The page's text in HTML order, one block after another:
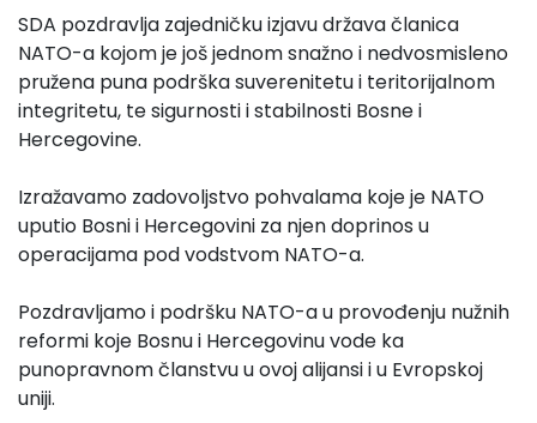
SDA pozdravlja zajedničku izjavu država članica
NATO-a kojom je još jednom snažno i nedvosmisleno
pružena puna podrška suverenitetu i teritorijalnom
integritetu, te sigurnosti i stabilnosti Bosne i
Hercegovine.
Izražavamo zadovoljstvo pohvalama koje je NATO
uputio Bosni i Hercegovini za njen doprinos u
operacijama pod vodstvom NATO-a.
Pozdravljamo i podršku NATO-a u provođenju nužnih
reformi koje Bosnu i Hercegovinu vode ka
punopravnom članstvu u ovoj alijansi i u Evropskoj
uniji.